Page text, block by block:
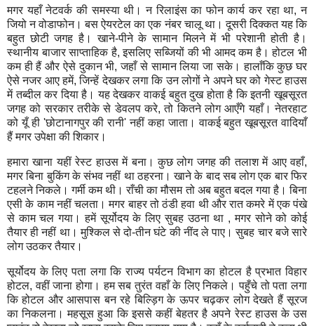
मगर यहाँ नेटवर्क की समस्‍या थी। न रि‍लाइंस का फोन कार्य कर रहा था,न
जि‍यो न वोडाफोन। बस ऐयरटेल का एक नंबर चालू था। दूसरी दि‍क्‍कत यह कि‍
बहुत छोटी जगह है। खाने-पीने के सामान मि‍लने में भी परेशानी होती है।
स्‍थानीय बाजार साप्‍ताहि‍क है,इसलि‍ए सब्‍जि‍यों की भी आमद कम है। होटल भी
कम ही हैं और ऐसे दुकान भी,जहाँ से सामान लि‍या जा सके। हालाँकि‍ कुछ घर
ऐसे नजर आए हमें,जिन्हें देखकर लगा कि‍ उन लोगों ने अपने घर को गेस्‍ट हाउस
में तब्‍दील कर दि‍या है। यह देखकर वाकई बहुत दुख होता है कि‍ इतनी खूबसूरत
जगह को सरकार तरीके से डेवलप करे,तो कि‍तने लोग आएँगे यहाँ। नेतरहाट
को यूँ ही 'छोटानागपुर की रानी'नहीं कहा जाता। वाकई बहुत खूबसूरत वादि‍याँ
हैं मगर उपेक्षा की शि‍कार।
हमारा खाना यहीं रेस्‍ट हाउस में बना। कुछ लोग जगह की तलाश में आए वहाँ,
मगर बि‍ना बुकिंग के संभव नहीं था ठहरना। खाने के बाद सब लोग एक बार फि‍र
टहलने नि‍कले। गर्मी कम थी। राँची का मौसम तो अब बहुत बदल गया है। बि‍ना
एसी के काम नहीं चलता। मगर बाहर तो ठंडी हवा थी और रात कमरे में एक पंखे
से काम चल गया। हमें सूर्योदय के लि‍ए सुबह उठना था ,मगर सोने को कोई
तैयार ही नहीं था। मुश्‍कि‍ल से दो-तीन घंटे की नींद ले पाए। सुबह चार बजे सारे
लोग उठकर तैयार।
सूर्योदय के लि‍ए पता लगा कि‍ राज्‍य पर्यटन वि‍भाग का होटल है प्रभात वि‍हार
होटल,वहीं जाना होगा। हम सब तुरंत वहाँ के लि‍ए नि‍कले। पहुँचे तो पता लगा
कि‍ होटल और आसपास बन रहे बि‍ल्‍ड़ि‍ग के ऊपर चढ़कर लोग देखते हैं सूरज
का नि‍कलना। महसूस हुआ कि‍ इससे कहीं बेहतर है अपने रेस्‍ट हाउस के उस